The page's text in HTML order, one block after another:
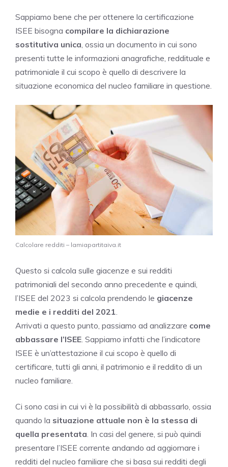
Sappiamo bene che per ottenere la certificazione
ISEE bisogna compilare la dichiarazione
sostitutiva unica, ossia un documento in cui sono
presenti tutte le informazioni anagrafiche, reddituale e
patrimoniale il cui scopo è quello di descrivere la
situazione economica del nucleo familiare in questione.
Calcolare redditi – lamiapartitaiva.it
Questo si calcola sulle giacenze e sui redditi
patrimoniali del secondo anno precedente e quindi,
l’ISEE del 2023 si calcola prendendo le giacenze
medie e i redditi del 2021
Arrivati a questo punto, passiamo ad analizzare come
abbassare l’ISEE . Sappiamo infatti che l’indicatore
ISEE è un’attestazione il cui scopo è quello di
certificare, tutti gli anni, il patrimonio e il reddito di un
nucleo familiare.
Ci sono casi in cui vi è la possibilità di abbassarlo, ossia
quando la situazione attuale non è la stessa di
quella presentata . In casi del genere, si può quindi
presentare l’ISEE corrente andando ad aggiornare i
redditi del nucleo familiare che si basa sui redditi degli